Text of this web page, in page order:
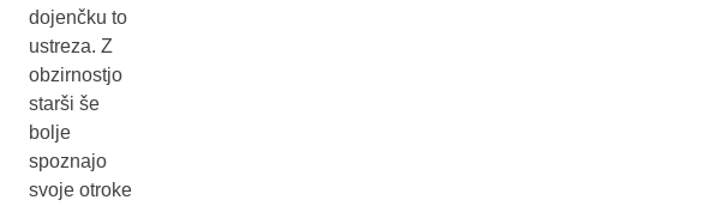
dojenčku to
ustreza. Z
obzirnostjo
starši še
bolje
spoznajo
svoje otroke